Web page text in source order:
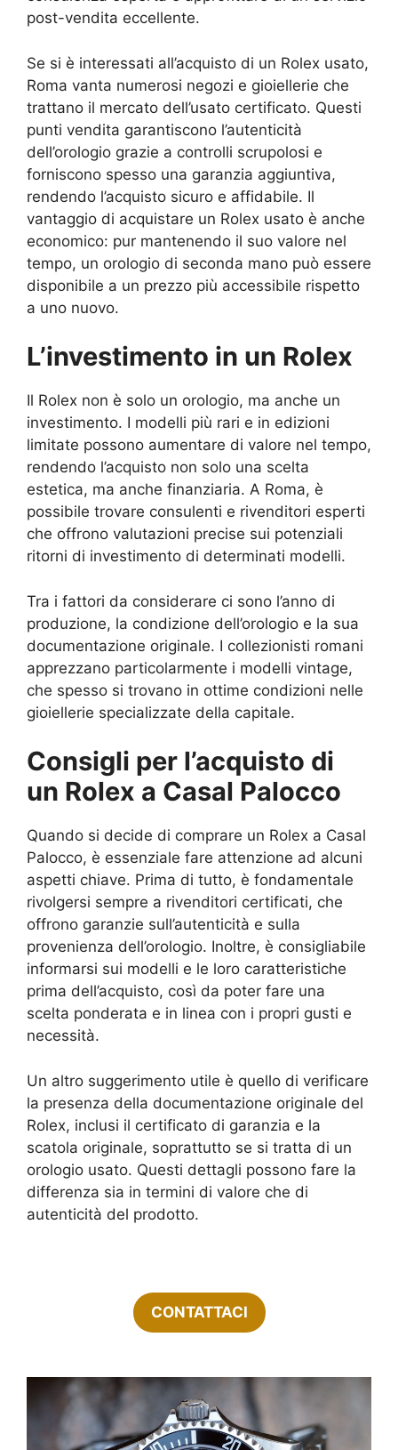
post-vendita eccellente.
Se si è interessati all’acquisto di un Rolex usato,
Roma vanta numerosi negozi e gioiellerie che
trattano il mercato dell’usato certificato. Questi
punti vendita garantiscono l’autenticità
dell’orologio grazie a controlli scrupolosi e
forniscono spesso una garanzia aggiuntiva,
rendendo l’acquisto sicuro e affidabile. Il
vantaggio di acquistare un Rolex usato è anche
economico: pur mantenendo il suo valore nel
tempo, un orologio di seconda mano può essere
disponibile a un prezzo più accessibile rispetto
a uno nuovo.
L’investimento in un Rolex
Il Rolex non è solo un orologio, ma anche un
investimento. I modelli più rari e in edizioni
limitate possono aumentare di valore nel tempo,
rendendo l’acquisto non solo una scelta
estetica, ma anche finanziaria. A Roma, è
possibile trovare consulenti e rivenditori esperti
che offrono valutazioni precise sui potenziali
ritorni di investimento di determinati modelli.
Tra i fattori da considerare ci sono l’anno di
produzione, la condizione dell’orologio e la sua
documentazione originale. I collezionisti romani
apprezzano particolarmente i modelli vintage,
che spesso si trovano in ottime condizioni nelle
gioiellerie specializzate della capitale.
Consigli per l’acquisto di
un Rolex a Casal Palocco
Quando si decide di comprare un Rolex a Casal
Palocco, è essenziale fare attenzione ad alcuni
aspetti chiave. Prima di tutto, è fondamentale
rivolgersi sempre a rivenditori certificati, che
offrono garanzie sull’autenticità e sulla
provenienza dell’orologio. Inoltre, è consigliabile
informarsi sui modelli e le loro caratteristiche
prima dell’acquisto, così da poter fare una
scelta ponderata e in linea con i propri gusti e
necessità.
Un altro suggerimento utile è quello di verificare
la presenza della documentazione originale del
Rolex, inclusi il certificato di garanzia e la
scatola originale, soprattutto se si tratta di un
orologio usato. Questi dettagli possono fare la
differenza sia in termini di valore che di
autenticità del prodotto.
CONTATTACI